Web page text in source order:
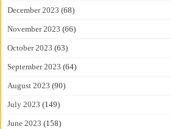
December 2023 (68)
November 2023 (66)
October 2023 (63)
September 2023 (64)
August 2023 (90)
July 2023 (149)
June 2023 (158)